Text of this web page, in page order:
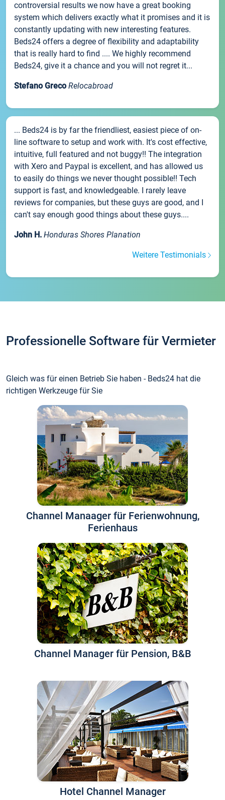
controversial results we now have a great booking
system which delivers exactly what it promises and it is
constantly updating with new interesting features.
Beds24 offers a degree of flexibility and adaptability
that is really hard to find .... We highly recommend
Beds24, give it a chance and you will not regret it...
Stefano Greco Relocabroad
... Beds24 is by far the friendliest, easiest piece of on-
line software to setup and work with. It's cost effective,
intuitive, full featured and not buggy!! The integration
with Xero and Paypal is excellent, and has allowed us
to easily do things we never thought possible!! Tech
support is fast, and knowledgeable. I rarely leave
reviews for companies, but these guys are good, and I
can't say enough good things about these guys....
John H. Honduras Shores Planation
Weitere Testimonials
Professionelle Software für Vermieter
Gleich was für einen Betrieb Sie haben - Beds24 hat die
richtigen Werkzeuge für Sie
Channel Manaager für Ferienwohnung,
Ferienhaus
Channel Manager für Pension, B&B
Hotel Channel Manager